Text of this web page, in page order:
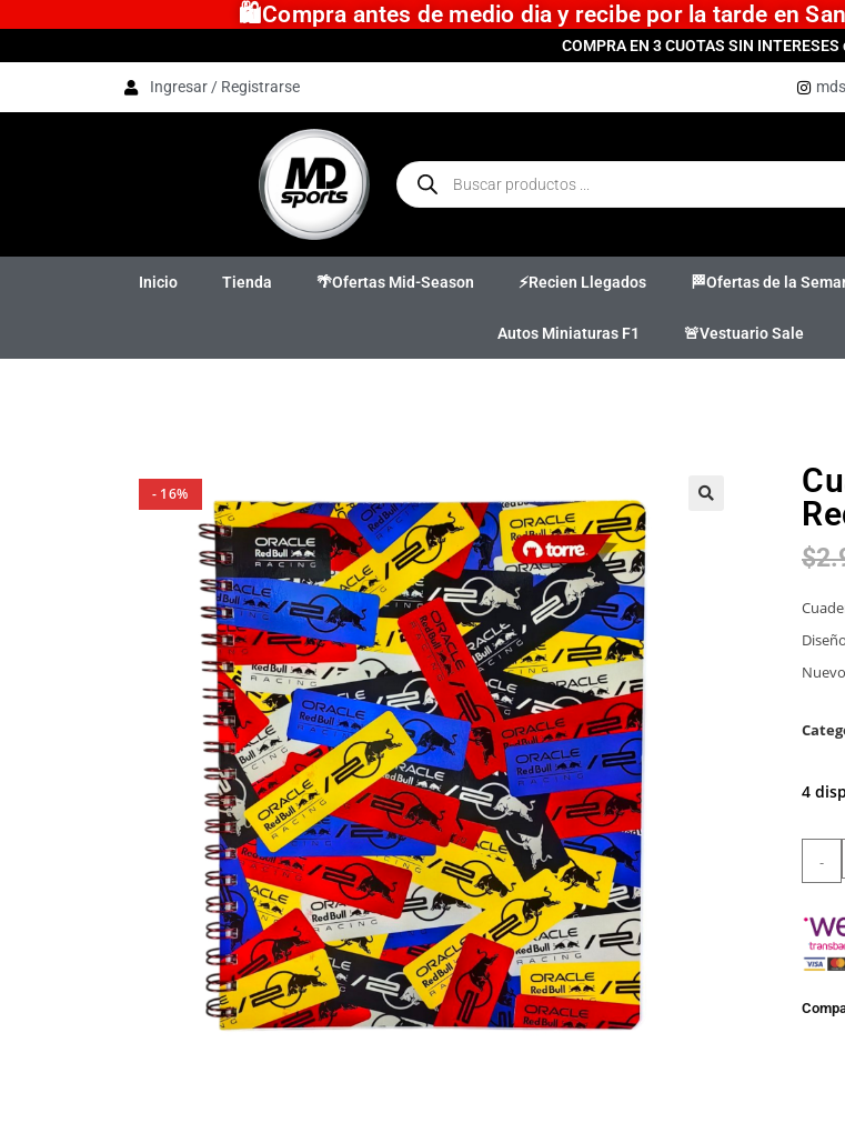
🛍️Compra antes de medio dia y recibe por la tarde en
COMPRA EN 3 CUOTAS SIN INTERESES
Ingresar / Registrarse
Inicio Tienda 🌴Ofertas Mid-Season ⚡Recien Llegados 🏁Ofertas de la
Autos Miniaturas F1 🚨Vestuario Sale
- 16%
$
4
-